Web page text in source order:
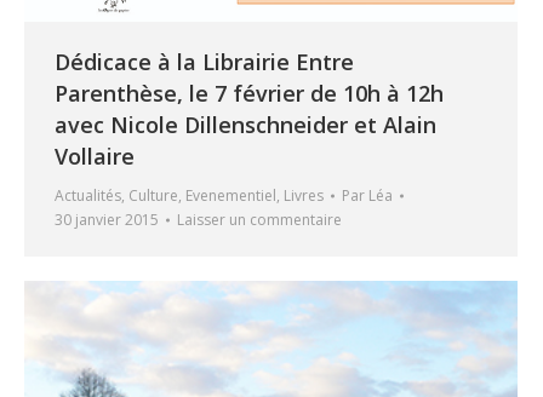
Dédicace à la Librairie Entre
Parenthèse, le 7 février de 10h à 12h
avec Nicole Dillenschneider et Alain
Vollaire
Actualités, Culture, Evenementiel, Livres Par Léa
30 janvier 2015
Laisser un commentaire